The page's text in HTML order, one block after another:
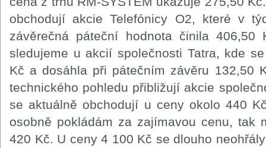
obchodují akcie Telefónicy O2, které v
závěrečná páteční hodnota činila 406,50
sledujeme u akcií společnosti Tatra, kde
Kč a dosáhla při pátečním závěru 132,50
technického pohledu přibližují akcie
se aktuálně obchodují u ceny okolo 440
osobně pokládám za zajímavou cenu, tak
420 Kč. U ceny 4 100 Kč se dlouho